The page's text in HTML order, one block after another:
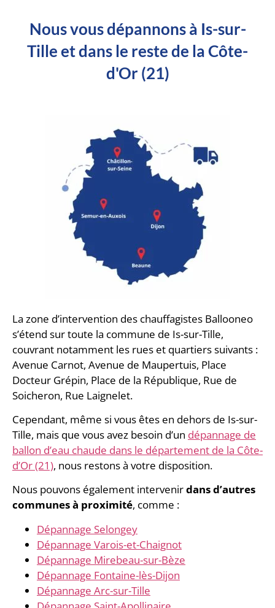
Nous vous dépannons à Is-sur-
Tille et dans le reste de la Côte-
d'Or (21)
La zone d’intervention des chauffagistes Ballooneo
s’étend sur toute la commune de Is-sur-Tille,
couvrant notamment les rues et quartiers suivants :
Avenue Carnot, Avenue de Maupertuis, Place
Docteur Grépin, Place de la République, Rue de
Soicheron, Rue Laignelet.
Cependant, même si vous êtes en dehors de Is-sur-
Tille, mais que vous avez besoin d’un dépannage de
ballon d’eau chaude dans le département de la Côte-
d’Or (21), nous restons à votre disposition.
Nous pouvons également intervenirdans d’autres
communes à proximité, comme :
Dépannage Selongey
Dépannage Varois-et-Chaignot
Dépannage Mirebeau-sur-Bèze
Dépannage Fontaine-lès-Dijon
Dépannage Arc-sur-Tille